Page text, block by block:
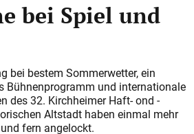
bei Spiel und
bei bestem Sommerwetter, ein
Bühnenprogramm und internationale
des 32. Kirchheimer Haft- ond
Altstadt haben einmal mehr
fern angelockt.